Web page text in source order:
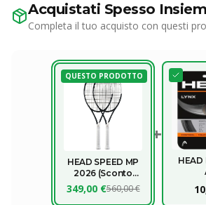
Acquistati Spesso
Completa il tuo acquisto con questi
QUESTO PRODOTTO
HEAD SPEED MP
2026 (Sconto
coppia)
349,00 €560,00 €
+
HEAD